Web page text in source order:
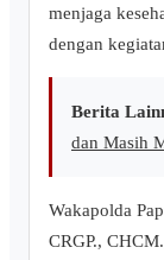
menjaga
dengan
Berita
dan Masih
Wakapolda
CRGP.,